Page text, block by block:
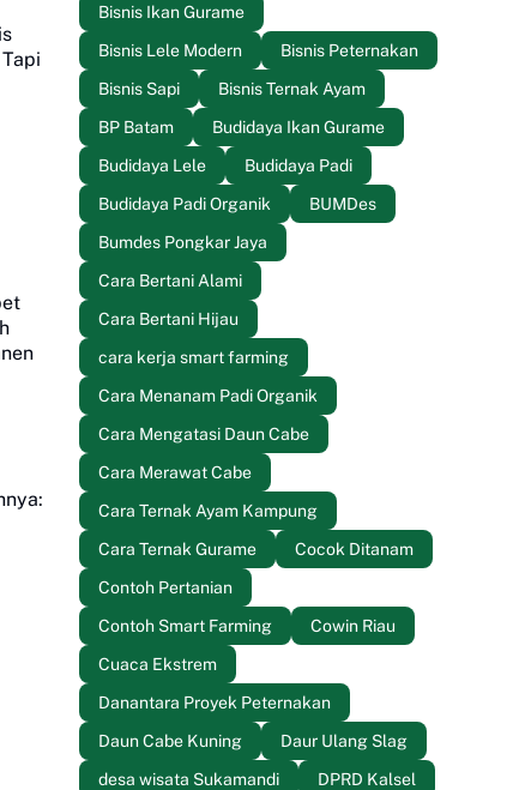
Bisnis Ikan Gurame
Bisnis Lele Modern
Bisnis Peternakan
Bisnis Sapi
Bisnis Ternak Ayam
BP Batam
Budidaya Ikan Gurame
Budidaya Lele
Budidaya Padi
Budidaya Padi Organik
BUMDes
Bumdes Pongkar Jaya
Cara Bertani Alami
Cara Bertani Hijau
cara kerja smart farming
Cara Menanam Padi Organik
Cara Mengatasi Daun Cabe
Cara Merawat Cabe
Cara Ternak Ayam Kampung
Cara Ternak Gurame
Cocok Ditanam
Contoh Pertanian
Contoh Smart Farming
Cowin Riau
Cuaca Ekstrem
Danantara Proyek Peternakan
Daun Cabe Kuning
Daur Ulang Slag
desa wisata Sukamandi
DPRD Kalsel